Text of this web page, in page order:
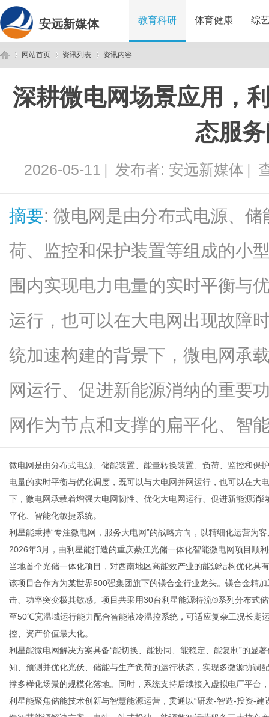
安远新媒体 教育科研 体育健康 综
网站首页 资讯列表
›
资讯内容
深耕微电网场景应用，
态服
2026-05-11 | 发布者: 安远新媒体 |
摘要: 微电网是由分布式电源、
荷、监控和保护装置等组成的小
围内实现电力电量的实时平衡与
运行，也可以在大电网出现故障
统加速构建的背景下，微电网承
网运行、促进新能源消纳的重要
网作为节点和支撑的扁平化、智
微电网是由分布式电源、储能装置、能量转换装置、负荷、监控和保
电量的实时平衡与优化调度，既可以与大电网并网运行，也可以在大
下，微电网承载着增强大电网韧性、优化大电网运行、促进新能源消
平化、智能化敏捷系统。
利星能秉持“专注微电网，服务大电网”的战略方向，以精细化运营为
2026年3月，由利星能打造的重庆綦江光储一体化智能微电网项目顺
当地首个光储一体化项目，对西南地区高能效产业的能源结构优化具
该项目合作方为某世界500强集团旗下的镁合金行业龙头。镁合金精
击、功率突变极其敏感。项目共采用30台利星能源特流®系列分布式
至50℃宽温域运行能力配合智能液冷温控系统，可适应复杂工况长期
控、资产价值最大化。
利星能微电网解决方案具备“能切换、能协同、能稳定、能复制”的显
知、预测并优化光伏、储能与生产负荷的运行状态，实现多微源协调
撑多样化场景的规模化落地。同时，系统支持后续接入虚拟电厂平台
利星能聚焦储能技术创新与智慧能源运营，贯通以“研发-智造-投资-